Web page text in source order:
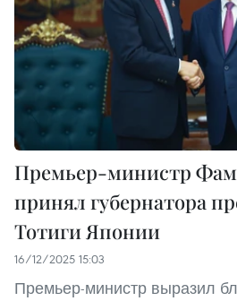
Премьер-министр
принял губернатора
Тотиги Японии
16/12/2025 15:03
Премьер-министр выразил